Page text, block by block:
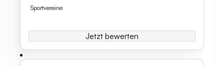
Sportvereine
Jetzt bewerten